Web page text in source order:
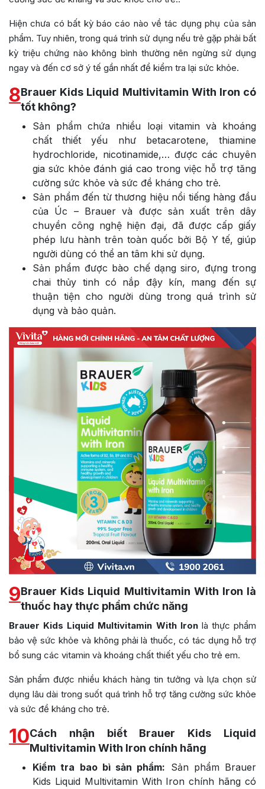
Hiện chưa có bất kỳ báo cáo nào về tác dụng phụ của sản
phẩm. Tuy nhiên, trong quá trình sử dụng nếu trẻ gặp phải bất
kỳ triệu chứng nào không bình thường nên ngừng sử dụng
ngay và đến cơ sở ý tế gần nhất để kiểm tra lại sức khỏe.
8Brauer Kids Liquid Multivitamin With Iron có
tốt không?
Sản phẩm chứa nhiều loại vitamin và khoáng
chất thiết yếu như betacarotene, thiamine
hydrochloride, nicotinamide,… được các chuyên
gia sức khỏe đánh giá cao trong việc hỗ trợ tăng
cường sức khỏe và sức đề kháng cho trẻ.
Sản phẩm đến từ thương hiệu nổi tiếng hàng đầu
của Úc – Brauer và được sản xuất trên dây
chuyền công nghệ hiện đại, đã được cấp giấy
phép lưu hành trên toàn quốc bởi Bộ Y tế, giúp
người dùng có thể an tâm khi sử dụng.
Sản phẩm được bào chế dạng siro, đựng trong
chai thủy tinh có nắp đậy kín, mang đến sự
thuận tiện cho người dùng trong quá trình sử
dụng và bảo quản.
9Brauer Kids Liquid Multivitamin With Iron là
thuốc hay thực phẩm chức năng
Brauer Kids Liquid Multivitamin With Ironlà thực phẩm
bảo vệ sức khỏe và không phải là thuốc, có tác dụng hỗ trợ
bổ sung các vitamin và khoáng chất thiết yếu cho trẻ em.
Sản phẩm được nhiều khách hàng tin tưởng và lựa chọn sử
dụng lâu dài trong suốt quá trình hỗ trợ tăng cường sức khỏe
và sức đề kháng cho trẻ.
10Cách nhận biết Brauer Kids Liquid
Multivitamin With Iron chính hãng
Kiểm tra bao bì sản phẩm: Sản phẩm Brauer
Kids Liquid Multivitamin With Iron chính hãng có